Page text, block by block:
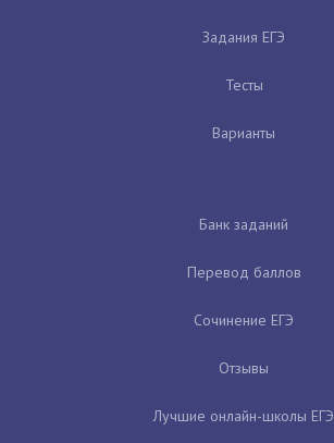
Задания ЕГЭ
Тесты
Варианты
Банк заданий
Перевод баллов
Сочинение ЕГЭ
Отзывы
Лучшие онлайн-школы ЕГЭ